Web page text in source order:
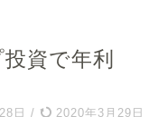
資で年利
日 / 2020年3月29日